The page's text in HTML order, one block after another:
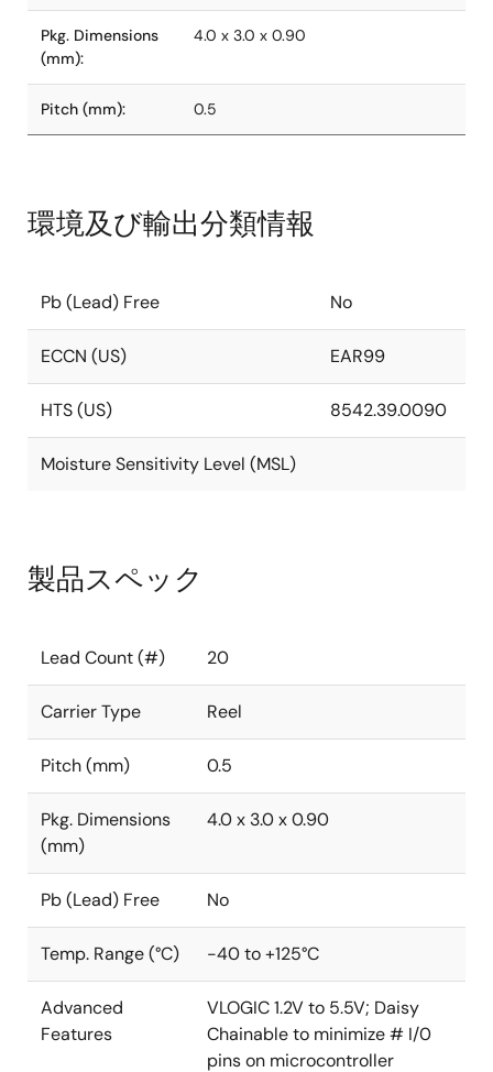
Pkg. Dimensions
(mm):
4.0 x 3.0 x 0.90
Pitch (mm): 0.5
環境及び輸出分類情報
Pb (Lead) Free No
ECCN (US) EAR99
HTS (US) 8542.39.0090
Moisture Sensitivity Level (MSL)
製品スペック
Lead Count (#) 20
Carrier Type Reel
Pitch (mm) 0.5
Pkg. Dimensions
(mm)
4.0 x 3.0 x 0.90
Pb (Lead) Free No
Temp. Range (°C) -40 to +125°C
Advanced
Features
VLOGIC 1.2V to 5.5V; Daisy
Chainable to minimize # I/0
pins on microcontroller